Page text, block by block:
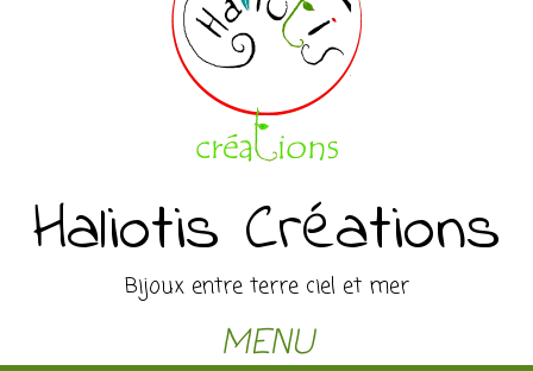
Haliotis Créations
Bijoux entre terre ciel et mer
MENU